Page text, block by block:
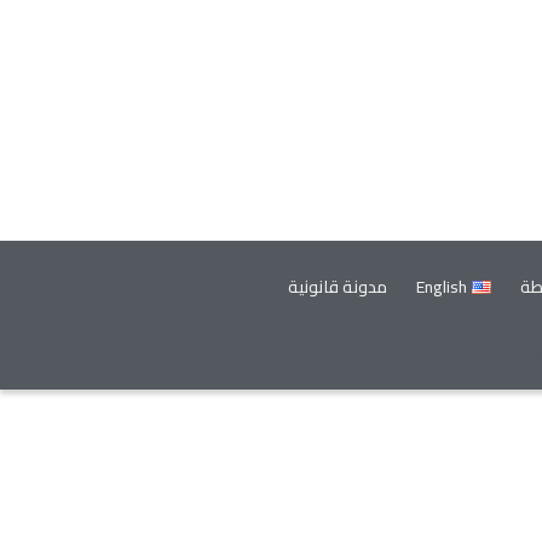
English مدونة قانونية